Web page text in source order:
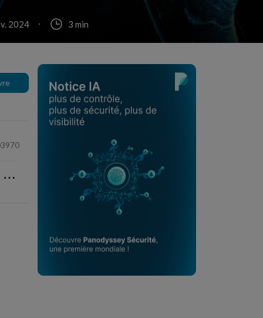
2024 3 min
⋯